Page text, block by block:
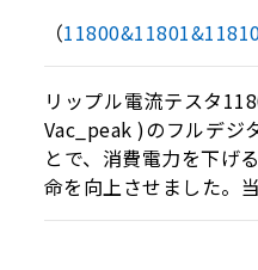
（
リップル電流テスタ
Vac_peak )のフルデジ
とで、消費電力を下げ
命を向上させました。